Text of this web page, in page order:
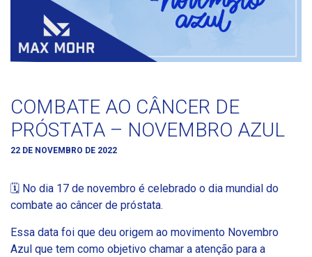
COMBATE AO CÂNCER DE
PRÓSTATA – NOVEMBRO AZUL
22 DE NOVEMBRO DE 2022
🗓 No dia 17 de novembro é celebrado o dia mundial do
combate ao câncer de próstata.
Essa data foi que deu origem ao movimento Novembro
Azul que tem como objetivo chamar a atenção para a